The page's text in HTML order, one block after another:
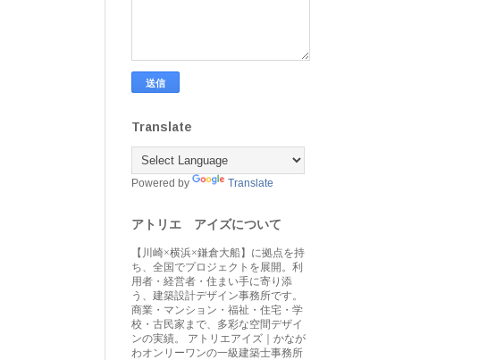
Translate
Powered by Translate
アトリエ アイズについて
【川崎×横浜×鎌倉大船】に拠点を持
ち、全国でプロジェクトを展開。利
用者・経営者・住まい手に寄り添
う、建築設計デザイン事務所です。
商業・マンション・福祉・住宅・学
校・古民家まで、多彩な空間デザイ
ンの実績。 アトリエアイズ｜かなが
わオンリーワンの一級建築士事務所